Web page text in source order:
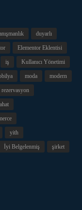
duyarlı
Elementor Eklentisi
iş Kullanıcı Yönetimi
moda modern
rezervasyon
yith
İyi Belgelenmiş şirket